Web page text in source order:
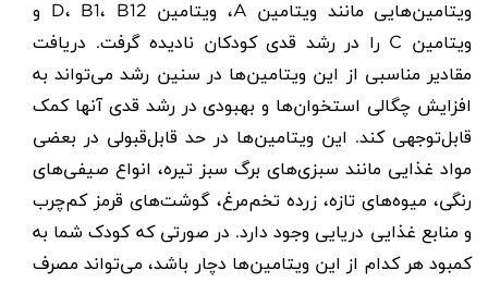
ویتامین‌هایی مانند ویتامین A،
ویتامین D ، B1، B12 و
ویتامین C را در رشد قدی کودکان نادیده گرفت. دریافت
مقادیر مناسبی از این ویتامین‌ها در سنین رشد می‌تواند به
افزایش چگالی استخوان‌ها و بهبودی در رشد قدی آنها کمک
قابل‌توجهی کند. این ویتامین‌ها در حد قابل‌قبولی در بعضی
مواد غذایی مانند سبزی‌های برگ سبز تیره، انواع صیفی‌های
رنگی، میوه‌های تازه، زرده تخم‌مرغ، گوشت‌های قرمز کم‌چرب
و منابع غذایی دریایی وجود دارد. در صورتی که کودک شما به
کمبود هر کدام از این ویتامین‌ها دچار باشد، می‌تواند مصرف